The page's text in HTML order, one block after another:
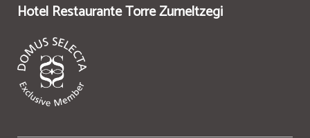
Hotel Restaurante Torre Zumeltzegi